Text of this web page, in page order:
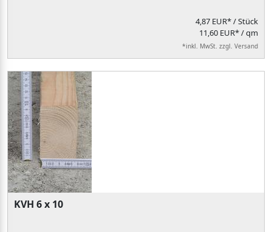
4,87 EUR*/ Stück
11,60 EUR* / qm
*inkl. MwSt. zzgl. Versand
KVH 6 x 10